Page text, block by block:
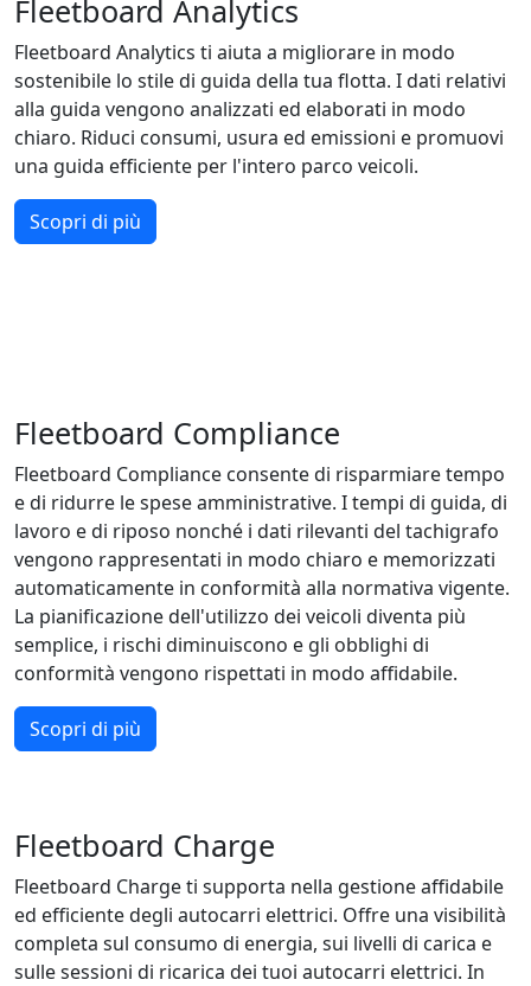
Fleetboard Analytics
Fleetboard Analytics ti aiuta a migliorare in modo
sostenibile lo stile di guida della tua flotta. I dati relativi
alla guida vengono analizzati ed elaborati in modo
chiaro. Riduci consumi, usura ed emissioni e promuovi
una guida efficiente per l'intero parco veicoli.
Scopri di più
Fleetboard Compliance
Fleetboard Compliance consente di risparmiare tempo
e di ridurre le spese amministrative. I tempi di guida, di
lavoro e di riposo nonché i dati rilevanti del tachigrafo
vengono rappresentati in modo chiaro e memorizzati
automaticamente in conformità alla normativa vigente.
La pianificazione dell'utilizzo dei veicoli diventa più
semplice, i rischi diminuiscono e gli obblighi di
conformità vengono rispettati in modo affidabile.
Scopri di più
Fleetboard Charge
Fleetboard Charge ti supporta nella gestione affidabile
ed efficiente degli autocarri elettrici. Offre una visibilità
completa sul consumo di energia, sui livelli di carica e
sulle sessioni di ricarica dei tuoi autocarri elettrici. In